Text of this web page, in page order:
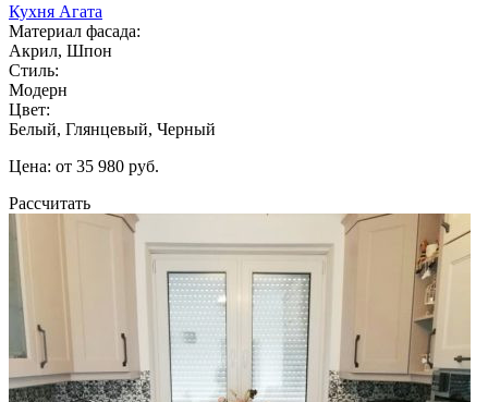
Кухня Агата
Материал фасада:
Акрил, Шпон
Стиль:
Модерн
Цвет:
Белый, Глянцевый, Черный
Цена: от 35 980 руб.
Рассчитать